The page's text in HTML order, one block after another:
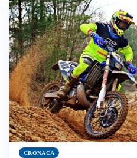
CRONACA